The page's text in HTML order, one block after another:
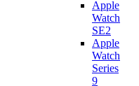
Apple
Watch
SE2
Apple
Watch
Series
9